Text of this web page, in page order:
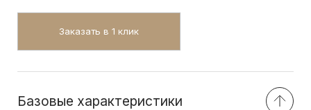
Заказать в 1 клик
Базовые характеристики